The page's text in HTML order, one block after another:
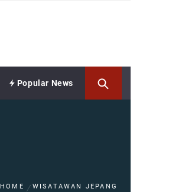
Popular News
HOME WISATAWAN JEPANG